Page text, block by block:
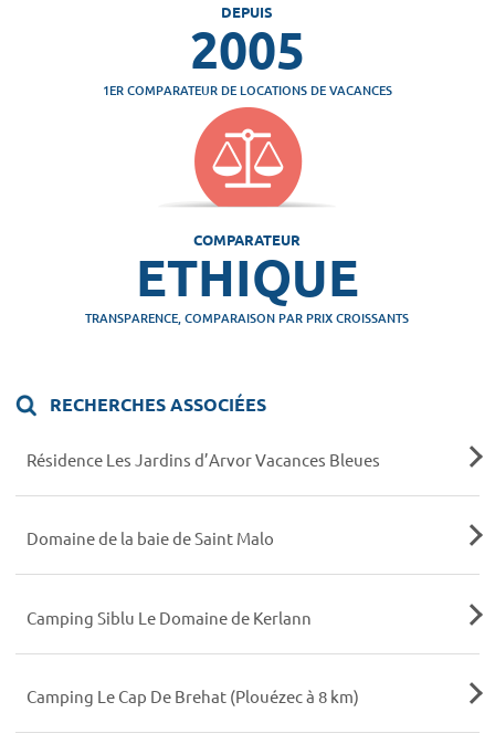
DEPUIS
2005
1ER COMPARATEUR DE LOCATIONS DE VACANCES
COMPARATEUR
ETHIQUE
TRANSPARENCE, COMPARAISON PAR PRIX CROISSANTS
RECHERCHES ASSOCIÉES
Résidence Les Jardins d’Arvor Vacances Bleues
Domaine de la baie de Saint Malo
Camping Siblu Le Domaine de Kerlann
Camping Le Cap De Brehat (Plouézec à 8 km)